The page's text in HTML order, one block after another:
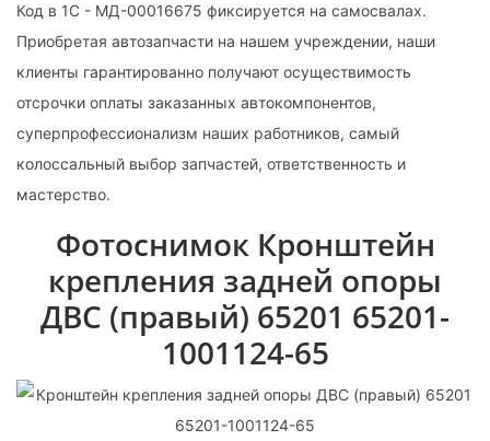
Код в 1С - МД-00016675 фиксируется на самосвалах.
Приобретая автозапчасти на нашем учреждении, наши
клиенты гарантированно получают осуществимость
отсрочки оплаты заказанных автокомпонентов,
суперпрофессионализм наших работников, самый
колоссальный выбор запчастей, ответственность и
мастерство.
Фотоснимок Кронштейн
крепления задней опоры
ДВС (правый) 65201 65201-
1001124-65